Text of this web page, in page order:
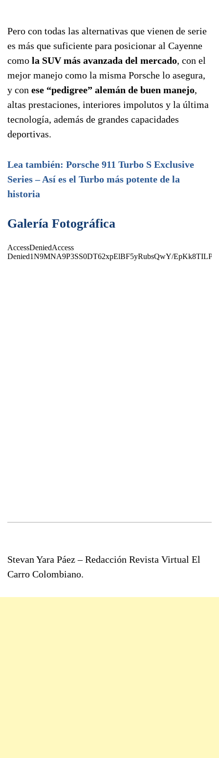
Pero con todas las alternativas que vienen de serie
es más que suficiente para posicionar al Cayenne
como la SUV más avanzada del mercado, con el
mejor manejo como la misma Porsche lo asegura,
y con ese “pedigree” alemán de buen manejo,
altas prestaciones, interiores impolutos y la última
tecnología, además de grandes capacidades
deportivas.
Lea también: Porsche 911 Turbo S Exclusive
Series – Así es el Turbo más potente de la
historia
Galería Fotográfica
Stevan Yara Páez – Redacción Revista Virtual El
Carro Colombiano.